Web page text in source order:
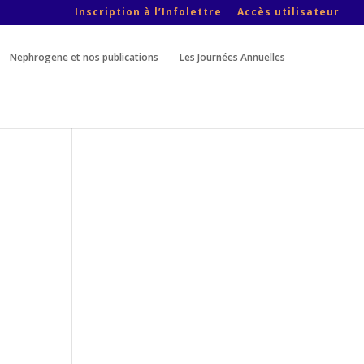
Inscription à l’Infolettre Accès utilisateur
Nephrogene et nos publications Les Journées Annuelles